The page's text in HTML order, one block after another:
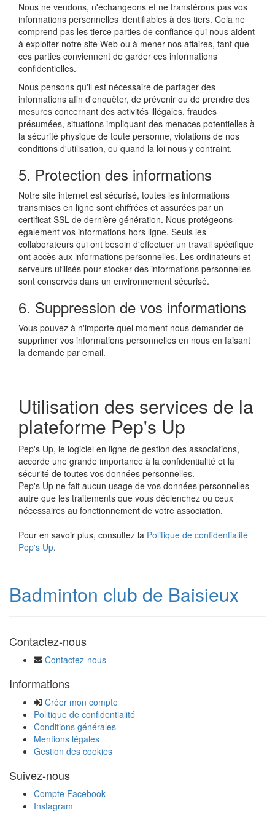
Nous ne vendons, n'échangeons et ne transférons pas vos
informations personnelles identifiables à des tiers. Cela ne
comprend pas les tierce parties de confiance qui nous aident
à exploiter notre site Web ou à mener nos affaires, tant que
ces parties conviennent de garder ces informations
confidentielles.
Nous pensons qu'il est nécessaire de partager des
informations afin d'enquêter, de prévenir ou de prendre des
mesures concernant des activités illégales, fraudes
présumées, situations impliquant des menaces potentielles à
la sécurité physique de toute personne, violations de nos
conditions d'utilisation, ou quand la loi nous y contraint.
5. Protection des informations
Notre site internet est sécurisé, toutes les informations
transmises en ligne sont chiffrées et assurées par un
certificat SSL de dernière génération. Nous protégeons
également vos informations hors ligne. Seuls les
collaborateurs qui ont besoin d'effectuer un travail spécifique
ont accès aux informations personnelles. Les ordinateurs et
serveurs utilisés pour stocker des informations personnelles
sont conservés dans un environnement sécurisé.
6. Suppression de vos informations
Vous pouvez à n'importe quel moment nous demander de
supprimer vos informations personnelles en nous en faisant
la demande par email.
Utilisation des services de la
plateforme Pep's Up
Pep's Up, le logiciel en ligne de gestion des associations,
accorde une grande importance à la confidentialité et la
sécurité de toutes vos données personnelles.
Pep's Up ne fait aucun usage de vos données personnelles
autre que les traitements que vous déclenchez ou ceux
nécessaires au fonctionnement de votre association.
Pour en savoir plus, consultez la Politique de confidentialité
Pep's Up.
Badminton club de Baisieux
Contactez-nous
Contactez-nous
Informations
Créer mon compte
Politique de confidentialité
Conditions générales
Mentions légales
Gestion des cookies
Suivez-nous
Compte Facebook
Instagram